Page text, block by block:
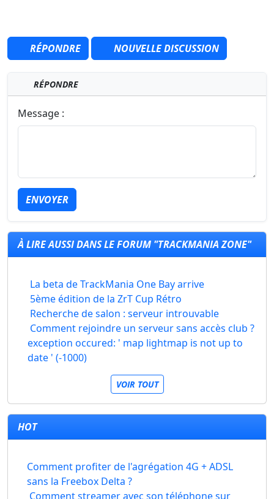
RÉPONDRE NOUVELLE DISCUSSION
RÉPONDRE
Message :
ENVOYER
À LIRE AUSSI DANS LE FORUM "TRACKMANIA ZONE"
La beta de TrackMania One Bay arrive
5ème édition de la ZrT Cup Rétro
Recherche de salon : serveur introuvable
Comment rejoindre un serveur sans accès club ?
exception occured: ' map lightmap is not up to
date ' (-1000)
VOIR TOUT
HOT
Comment profiter de l'agrégation 4G + ADSL
sans la Freebox Delta ?
Comment streamer avec son téléphone sur